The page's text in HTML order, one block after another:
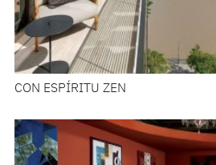
CON ESPÍRITU ZEN